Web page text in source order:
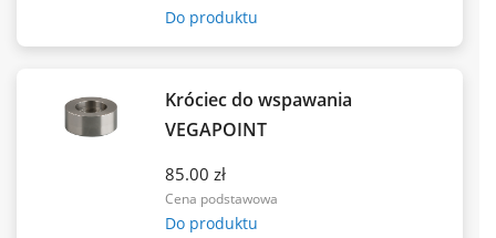
Do produktu
Króciec do wspawania
VEGAPOINT
85.00 zł
Cena podstawowa
Do produktu